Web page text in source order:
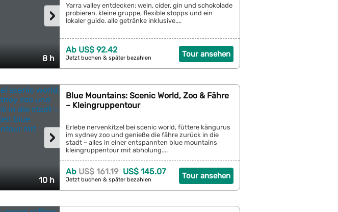
8 h
›
Yarra valley entdecken: wein, cider, gin und schokolade
probieren. kleine gruppe, flexible stopps und ein
lokaler guide. alle getränke inklusive....
Tour ansehen
Ab US$ 92.42
Jetzt buchen & später bezahlen
10 h
›
Blue Mountains: Scenic World, Zoo & Fähre
– Kleingruppentour
Erlebe nervenkitzel bei scenic world, füttere kängurus
im sydney zoo und genieße die fähre zurück in die
stadt – alles in einer entspannten blue mountains
kleingruppentour mit abholung....
Tour ansehen
Ab US$ 161.19 US$ 145.07
Jetzt buchen & später bezahlen